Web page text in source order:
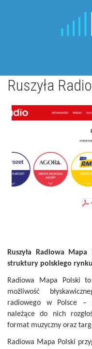
Ruszyła
Ruszyła Radiowa
struktury polskiego
Radiowa Mapa Polski
możliwość
radiowego w Polsce –
należące do nich
format muzyczny oraz
Radiowa Mapa Polski